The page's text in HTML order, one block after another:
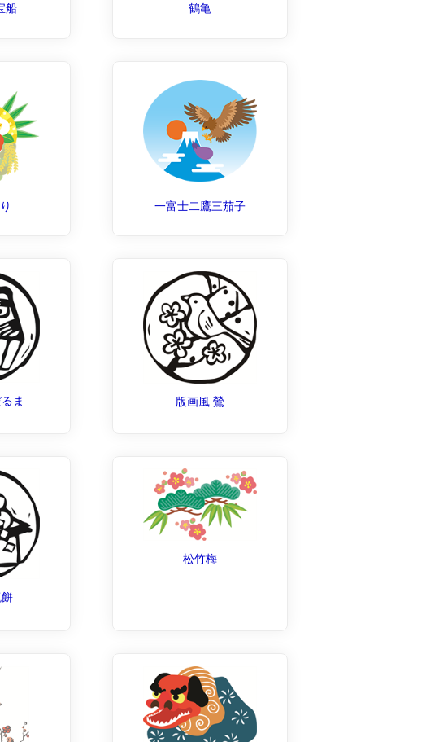
船 鶴亀
一富士二鷹三茄子
ま 版画風 鶯
松竹梅